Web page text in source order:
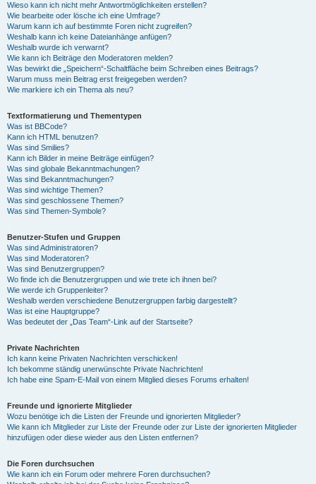
Wieso kann ich nicht mehr Antwortmöglichkeiten erstellen?
Wie bearbeite oder lösche ich eine Umfrage?
Warum kann ich auf bestimmte Foren nicht zugreifen?
Weshalb kann ich keine Dateianhänge anfügen?
Weshalb wurde ich verwarnt?
Wie kann ich Beiträge den Moderatoren melden?
Was bewirkt die „Speichern“-Schaltfläche beim Schreiben eines Beitrags?
Warum muss mein Beitrag erst freigegeben werden?
Wie markiere ich ein Thema als neu?
Textformatierung und Thementypen
Was ist BBCode?
Kann ich HTML benutzen?
Was sind Smilies?
Kann ich Bilder in meine Beiträge einfügen?
Was sind globale Bekanntmachungen?
Was sind Bekanntmachungen?
Was sind wichtige Themen?
Was sind geschlossene Themen?
Was sind Themen-Symbole?
Benutzer-Stufen und Gruppen
Was sind Administratoren?
Was sind Moderatoren?
Was sind Benutzergruppen?
Wo finde ich die Benutzergruppen und wie trete ich ihnen bei?
Wie werde ich Gruppenleiter?
Weshalb werden verschiedene Benutzergruppen farbig dargestellt?
Was ist eine Hauptgruppe?
Was bedeutet der „Das Team“-Link auf der Startseite?
Private Nachrichten
Ich kann keine Privaten Nachrichten verschicken!
Ich bekomme ständig unerwünschte Private Nachrichten!
Ich habe eine Spam-E-Mail von einem Mitglied dieses Forums erhalten!
Freunde und ignorierte Mitglieder
Wozu benötige ich die Listen der Freunde und ignorierten Mitglieder?
Wie kann ich Mitglieder zur Liste der Freunde oder zur Liste der ignorierten Mitglieder
hinzufügen oder diese wieder aus den Listen entfernen?
Die Foren durchsuchen
Wie kann ich ein Forum oder mehrere Foren durchsuchen?